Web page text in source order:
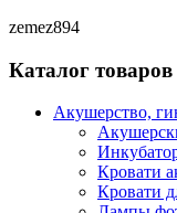
zemez894
Каталог товаров
Акушерство,
Кровати
Кровати